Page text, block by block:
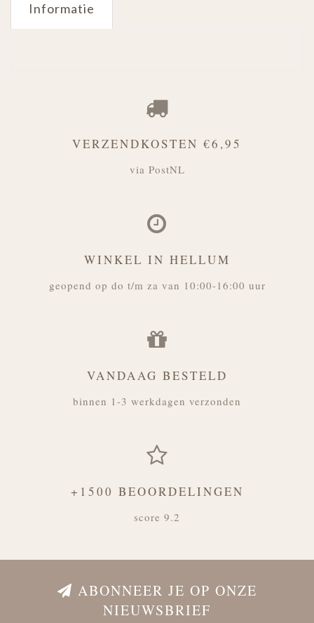
Informatie
VERZENDKOSTEN €6,95
via PostNL
WINKEL IN HELLUM
geopend op do t/m za van 10:00-16:00 uur
VANDAAG BESTELD
binnen 1-3 werkdagen verzonden
+1500 BEOORDELINGEN
score 9.2
ABONNEER JE OP ONZE
NIEUWSBRIEF